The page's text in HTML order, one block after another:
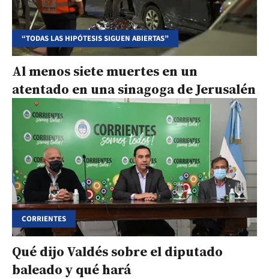
“TODAS LAS HIPÓTESIS SIGUEN ABIERTAS”
Al menos siete muertes en un
atentado en una sinagoga de Jerusalén
CORRIENTES
Qué dijo Valdés sobre el diputado
baleado y qué hará